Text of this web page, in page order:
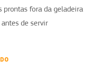
prontas fora da geladeira
de servir